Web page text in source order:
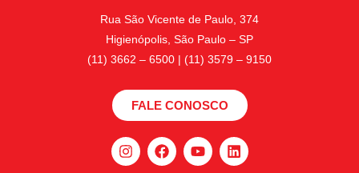
Rua São Vicente de Paulo, 374
Higienópolis, São Paulo – SP
(11) 3662 – 6500 | (11) 3579 – 9150
FALE CONOSCO